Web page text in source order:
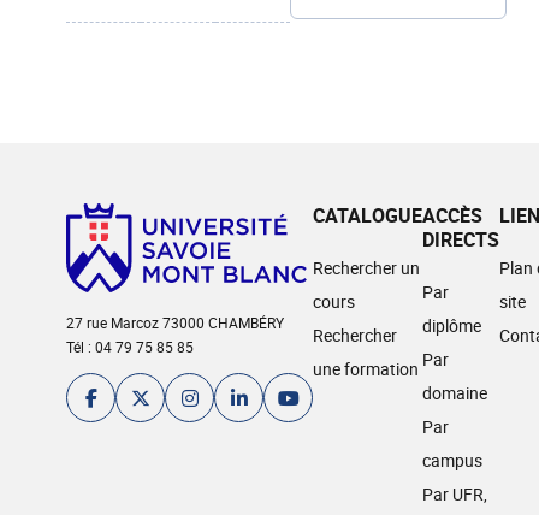
27 rue Marcoz 73000 CHAMBÉRY
Tél : 04 79 75 85 85
CATALOGUE
Rechercher un
cours
Rechercher
une formation
ACCÈS
DIRECTS
Par
diplôme
Par
domaine
Par
campus
Par UFR,
Plan
site